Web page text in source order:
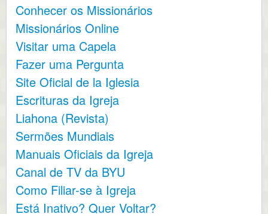
Conhecer os Missionários
Missionários Online
Visitar uma Capela
Fazer uma Pergunta
Site Oficial de la Iglesia
Escrituras da Igreja
Liahona (Revista)
Sermões Mundiais
Manuais Oficiais da Igreja
Canal de TV da BYU
Como Filiar-se à Igreja
Está Inativo? Quer Voltar?